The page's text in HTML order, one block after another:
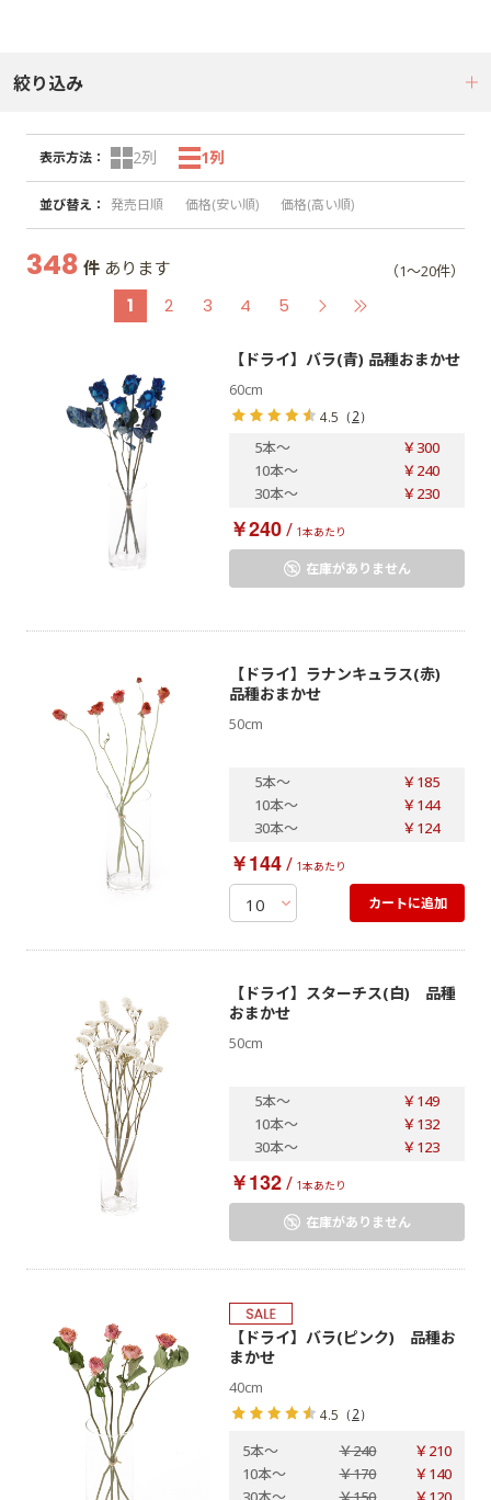
絞り込み
表示方法： 2列 1列
並び替え ： 発売日順 価格(安い順) 価格(高い順)
348 件 あります （1～20件）
1 2 3 4 5
【ドライ】バラ(青) 品種おまかせ
60cm
4.5 （2）
5本～
￥300
10本～
￥240
30本～ ￥230
￥240/ 1本あたり
在庫がありません
【ドライ】ラナンキュラス(赤)
品種おまかせ
50cm
5本～
￥185
10本～
￥144
30本～ ￥124
￥144/ 1本あたり
カートに追加
【ドライ】スターチス(白) 品種
おまかせ
50cm
5本～
￥149
10本～
￥132
30本～ ￥123
￥132/ 1本あたり
在庫がありません
【ドライ】バラ(ピンク) 品種お
まかせ
40cm
4.5 （2）
5本～ ￥240
￥210
10本～ ￥170
￥140